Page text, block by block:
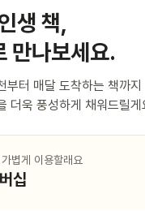
생 책,
만나보세요.
부터 매달 도착하는 책까지
더욱 풍성하게 채워드릴게
볍게 이용할래요
십